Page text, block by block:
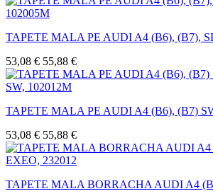
TAPETE MALA PE AUDI A4 (B6), (B7),
53,08 € 55,88 €
TAPETE MALA PE AUDI A4 (B6), (B7)
53,08 € 55,88 €
TAPETE MALA BORRACHA AUDI A4